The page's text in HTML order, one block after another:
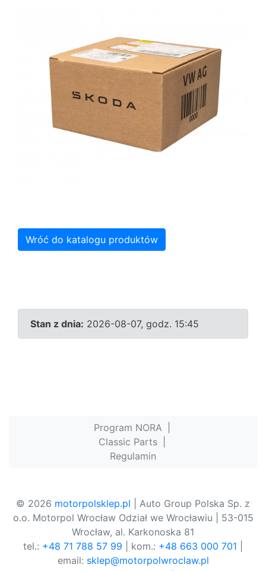
Wróć do katalogu produktów
Stan z dnia: 2026-08-07, godz. 15:45
Program NORA
Classic Parts
Regulamin
© 2026 motorpolsklep.pl | Auto Group Polska Sp. z
o.o. Motorpol Wrocław Odział we Wrocławiu | 53-015
Wrocław, al. Karkonoska 81
tel.: +48 71 788 57 99 | kom.: +48 663 000 701
email: sklep@motorpolwroclaw.pl